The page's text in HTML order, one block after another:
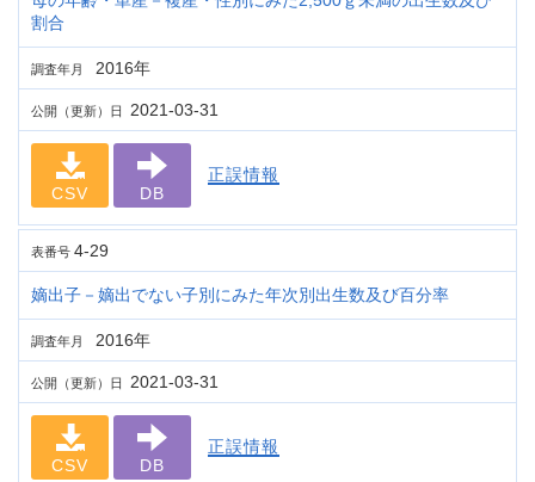
割合
調査年月 2016年
公開（更新）日 2021-03-31
CSV DB
正誤情報
表番号 4-29
嫡出子－嫡出でない子別にみた年次別出生数及び百分率
調査年月 2016年
公開（更新）日 2021-03-31
CSV DB
正誤情報